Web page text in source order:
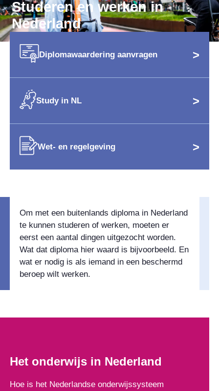
Studeren en werken in
Nederland
Diplomawaardering aanvragen >
Study in NL >
Wet- en regelgeving >
Om met een buitenlands diploma in Nederland
te kunnen studeren of werken, moeten er
eerst een aantal dingen uitgezocht worden.
Wat dat diploma hier waard is bijvoorbeeld. En
wat er nodig is als iemand in een beschermd
beroep wilt werken.
Het onderwijs in Nederland
Hoe is het Nederlandse onderwijssysteem